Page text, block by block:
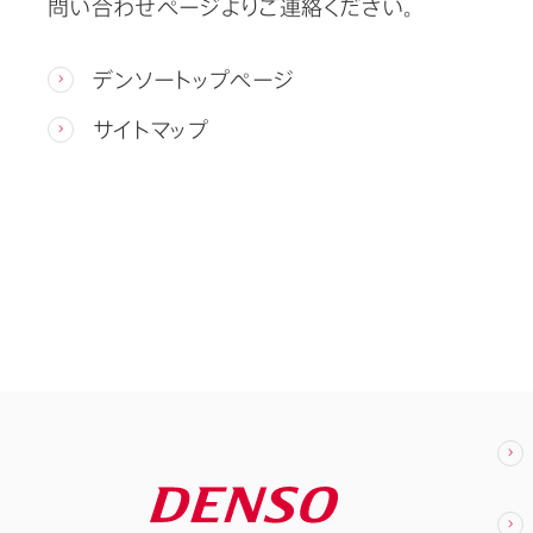
デンソートップページ
サイトマップ